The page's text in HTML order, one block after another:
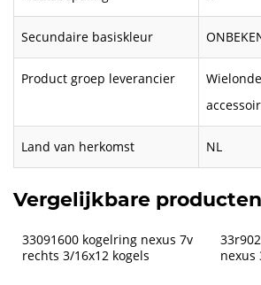
Secundaire basiskleur
Product groep leverancier
Land van herkomst NL
Vergelijkbare producten
33091600 kogelring nexus 7v
rechts 3/16x12 kogels
nexus